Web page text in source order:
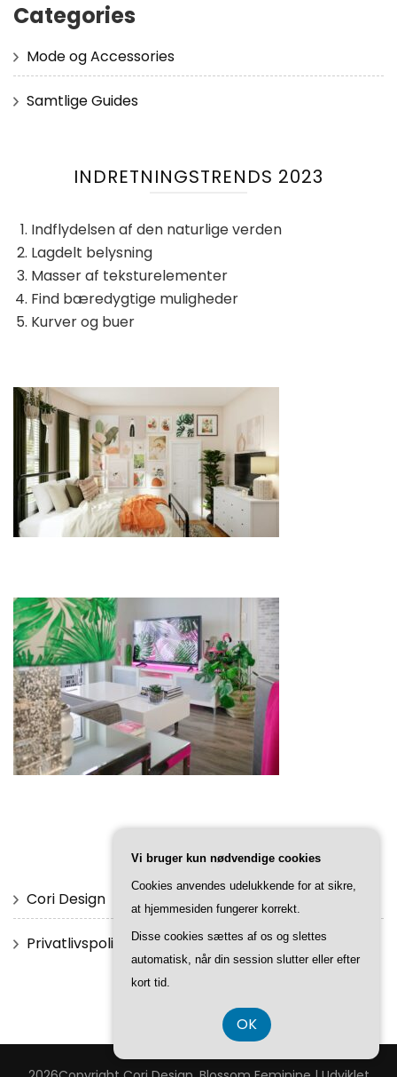
Categories
Mode og Accessories
Samtlige Guides
INDRETNINGSTRENDS 2023
Indflydelsen af ​​den naturlige verden
Lagdelt belysning
Masser af teksturelementer
Find bæredygtige muligheder
Kurver og buer
Cori Design
Privatlivspolitik
Vi bruger kun nødvendige cookies
Cookies anvendes udelukkende for at sikre,
at hjemmesiden fungerer korrekt.
Disse cookies sættes af os og slettes
automatisk, når din session slutter eller efter
kort tid.
OK